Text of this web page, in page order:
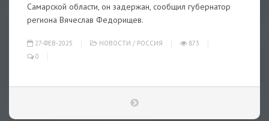
Самарской области, он задержан, сообщил губернатор
региона Вячеслав Федорищев.
27-ФЕВ-2025 НОВОСТИ / РОССИЯ
873
0